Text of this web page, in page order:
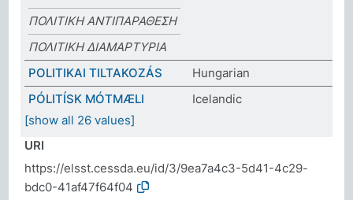
ΠΟΛΙΤΙΚΗ ΑΝΤΙΠΑΡΑΘΕΣΗ
ΠΟΛΙΤΙΚΗ ΔΙΑΜΑΡΤΥΡΙΑ
POLITIKAI TILTAKOZÁS
Hungarian
PÓLITÍSK MÓTMÆLI
Icelandic
[show all 26 values]
URI
https://elsst.cessda.eu/id/3/9ea7a4c3-5d41-4c29-
bdc0-41af47f64f04